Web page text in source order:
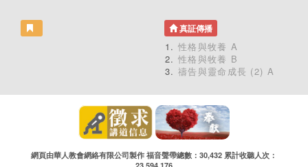
真証傳播
性格與牧養 A
性格與牧養 B
禱告與靈命成長 (2) A
網頁由華人教會網絡有限公司製作 福音聲帶總數：30,432 累計收聽人次：